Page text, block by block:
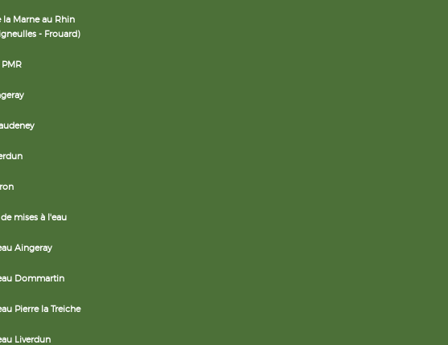
la Marne au Rhin
- Frouard)
mises à l'eau
Aingeray
Dommartin
Pierre la Treiche
Liverdun